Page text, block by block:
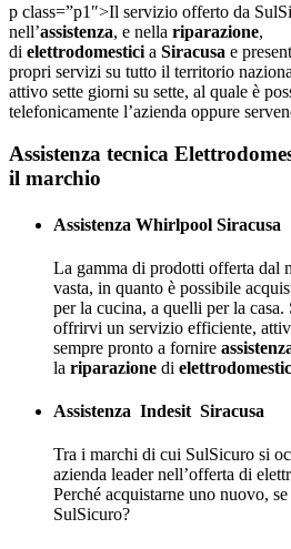
p class=”p1″>Il servizio offerto da
nell’assistenza, e nella riparazione,
di elettrodomestici a Siracusa e
propri servizi su tutto il territorio
attivo sette giorni su sette, al quale è
telefonicamente l’azienda oppure
Assistenza tecnica
il marchio
Assistenza Whirlpool Siracusa
La gamma di prodotti offerta dal
vasta, in quanto è possibile
per la cucina, a quelli per la
offrirvi un servizio efficiente,
sempre pronto a fornire
la riparazione di
Assistenza Indesit Siracusa
Tra i marchi di cui SulSicuro si
azienda leader nell’offerta di
Perché acquistarne uno nuovo,
SulSicuro?